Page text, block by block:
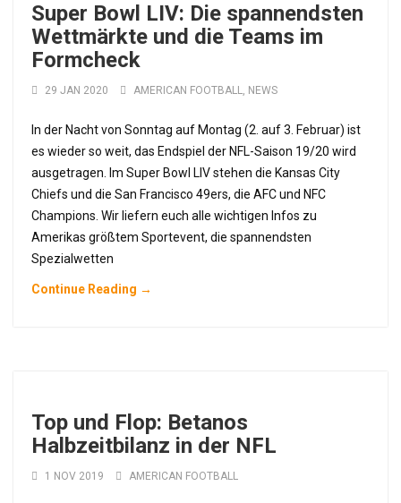
Super Bowl LIV: Die spannendsten
Wettmärkte und die Teams im
Formcheck
29 JAN 2020 AMERICAN FOOTBALL, NEWS
In der Nacht von Sonntag auf Montag (2. auf 3. Februar) ist
es wieder so weit, das Endspiel der NFL-Saison 19/20 wird
ausgetragen. Im Super Bowl LIV stehen die Kansas City
Chiefs und die San Francisco 49ers, die AFC und NFC
Champions. Wir liefern euch alle wichtigen Infos zu
Amerikas größtem Sportevent, die spannendsten
Spezialwetten
Continue Reading →
Top und Flop: Betanos
Halbzeitbilanz in der NFL
1 NOV 2019 AMERICAN FOOTBALL